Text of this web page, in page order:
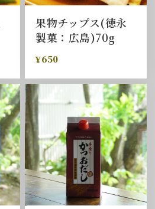
果物チップス(徳永
製菓：広島)70g
¥650